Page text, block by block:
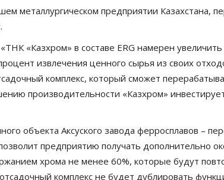
металлургическом предприятии Казахстана,
.
«Казхром» в составе ERG намерен
извлечения ценного сырья из своих
комплекс, который сможет
производительности «Казхром»
объекта Аксуского завода ферросплавов –
предприятию получать дополнительно
хрома не менее 60%, которые будут
комплекс не будет дублировать